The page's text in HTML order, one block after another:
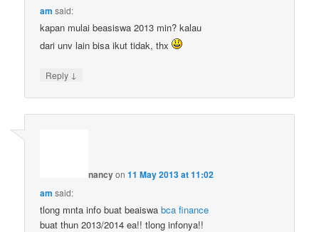
am said:
kapan mulai beasiswa 2013 min? kalau
dari unv lain bisa ikut tidak, thx
Reply ↓
nancyon11 May 2013 at 11:02
am said:
tlong mnta info buat beaiswabca finance
buat thun 2013/2014 ea!! tlong infonya!!